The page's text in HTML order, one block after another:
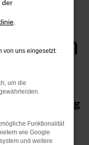
nach
in Dingolfing
Ihren
der
von uns eingesetzt:
um die
Funktionalität
wie Google
und weitere